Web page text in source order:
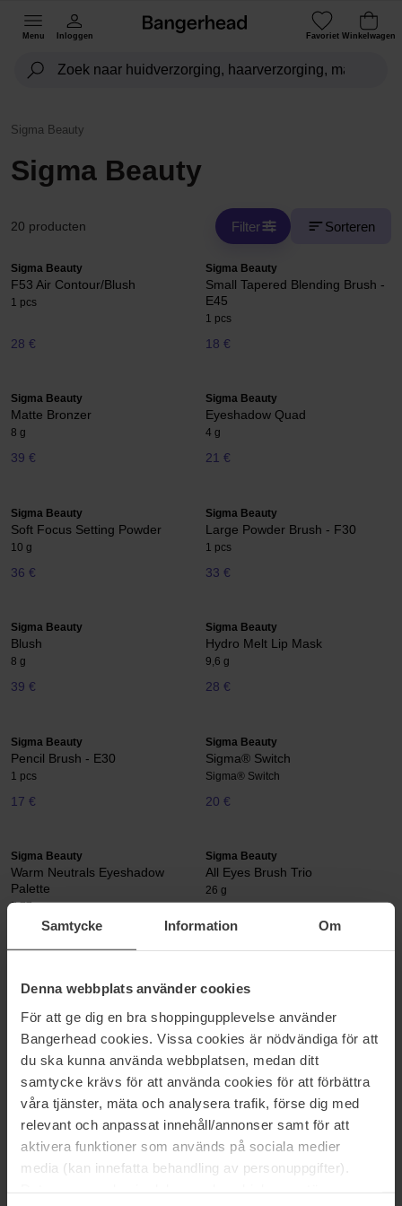
Samtycke Information Om
Denna webbplats använder cookies
För att ge dig en bra shoppingupplevelse använder
Bangerhead cookies. Vissa cookies är nödvändiga för att
du ska kunna använda webbplatsen, medan ditt
samtycke krävs för att använda cookies för att förbättra
våra tjänster, mäta och analysera trafik, förse dig med
relevant och anpassat innehåll/annonser samt för att
aktivera funktioner som används på sociala medier
media (kan innefatta behandling av personuppgifter).
Menu Inloggen Favoriet Winkelwagen
Sigma Beauty
Sigma Beauty
20 producten Filter Sorteren
Sigma Beauty
F53 Air Contour/Blush
1 pcs
28 €
Sigma Beauty
Small Tapered Blending Brush -
E45
1 pcs
18 €
Sigma Beauty
Matte Bronzer
8 g
39 €
Sigma Beauty
Eyeshadow Quad
4 g
21 €
Sigma Beauty
Soft Focus Setting Powder
10 g
36 €
Sigma Beauty
Large Powder Brush - F30
1 pcs
33 €
Sigma Beauty
Blush
8 g
39 €
Sigma Beauty
Hydro Melt Lip Mask
9,6 g
28 €
Sigma Beauty
Pencil Brush - E30
1 pcs
17 €
Sigma Beauty
Sigma® Switch
Sigma® Switch
20 €
Sigma Beauty
Warm Neutrals Eyeshadow
Palette
7.77 g
Sigma Beauty
All Eyes Brush Trio
26 g
57 € Niet op voorraad
Sigma Beauty
Powder
10 g
36 €
Sigma Beauty
F47 Multitasker
28 €
Gel Eye Liner
Gel Eye Liner
22 €
Hydrating Lip Gloss
Hydrating Lip Gloss
20 €